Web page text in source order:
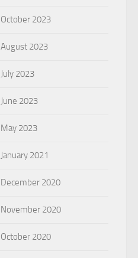
October 2023
August 2023
July 2023
June 2023
May 2023
January 2021
December 2020
November 2020
October 2020